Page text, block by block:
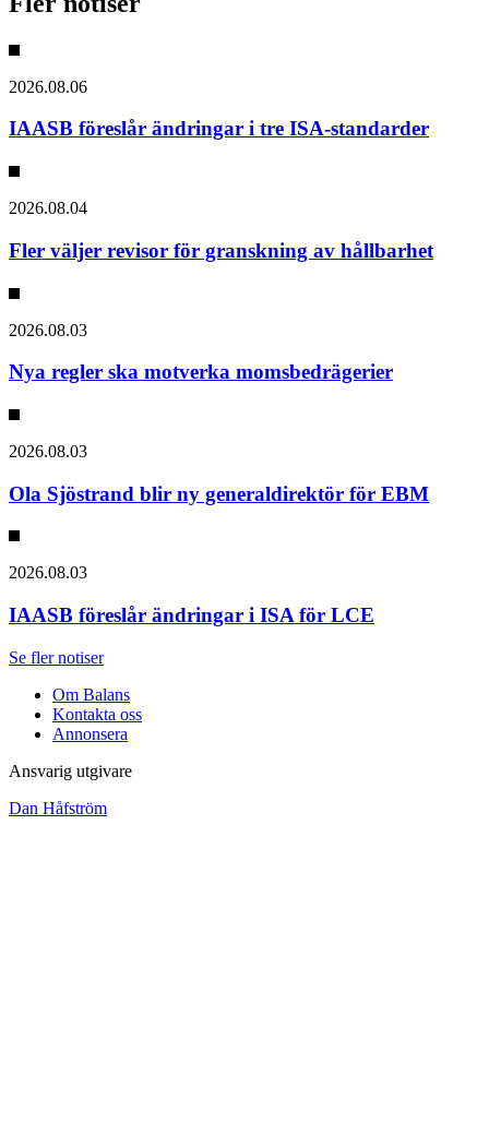
2026.08.06
IAASB föreslår ändringar i tre ISA-standarder
2026.08.04
Fler väljer revisor för granskning av hållbarhet
2026.08.03
Nya regler ska motverka momsbedrägerier
2026.08.03
Ola Sjöstrand blir ny generaldirektör för EBM
2026.08.03
IAASB föreslår ändringar i ISA för LCE
Se fler notiser
Om Balans
Kontakta oss
Annonsera
Ansvarig utgivare
Dan Håfström